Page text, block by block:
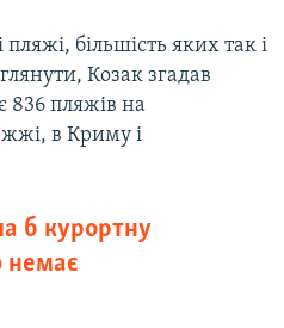
більшість яких так і
Козак згадав
пляжів на
в Криму і
б курортну
немає